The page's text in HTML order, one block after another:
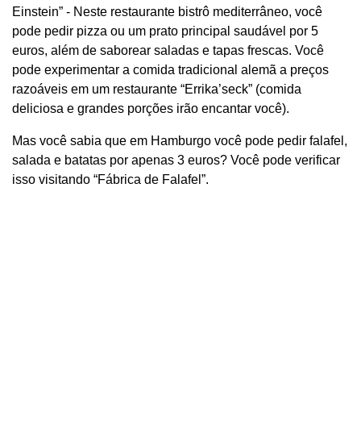
Einstein” - Neste restaurante bistrô mediterrâneo, você
pode pedir pizza ou um prato principal saudável por 5
euros, além de saborear saladas e tapas frescas. Você
pode experimentar a comida tradicional alemã a preços
razoáveis ​​em um restaurante “Errika’seck” (comida
deliciosa e grandes porções irão encantar você).
Mas você sabia que em Hamburgo você pode pedir falafel,
salada e batatas por apenas 3 euros? Você pode verificar
isso visitando “Fábrica de Falafel”.